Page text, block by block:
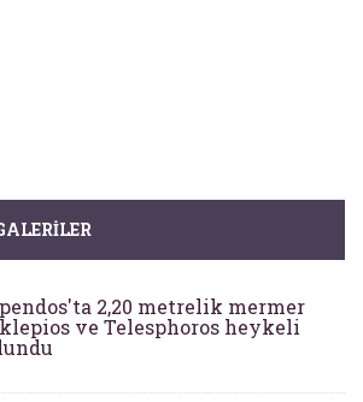
2,20 metrelik mermer
ve Telesphoros heykeli